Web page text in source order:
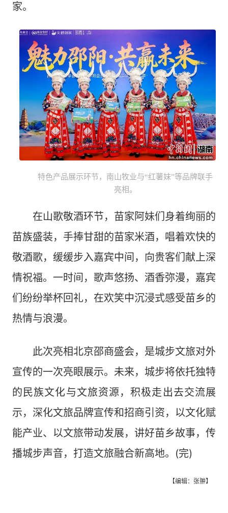
家。
特色产品展示环节，南山牧业与“红薯妹”等品牌联手
亮相。
在山歌敬酒环节，苗家阿妹们身着绚丽的
苗族盛装，手捧甘甜的苗家米酒，唱着欢快的
敬酒歌，缓缓步入嘉宾中间，向贵客们献上深
情祝福。一时间，歌声悠扬、酒香弥漫，嘉宾
们纷纷举杯回礼，在欢笑中沉浸式感受苗乡的
热情与浪漫。
此次亮相北京邵商盛会，是城步文旅对外
宣传的一次亮眼展示。未来，城步将依托独特
的民族文化与文旅资源，积极走出去交流展
示，深化文旅品牌宣传和招商引资，以文化赋
能产业、以文旅带动发展，讲好苗乡故事，传
播城步声音，打造文旅融合新高地。(完)
【编辑：张翀】